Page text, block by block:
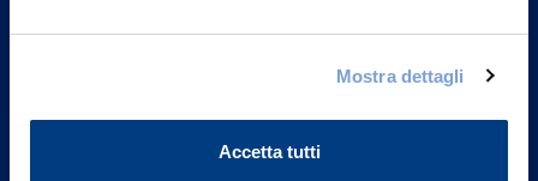
Mostra dettagli
Accetta tutti